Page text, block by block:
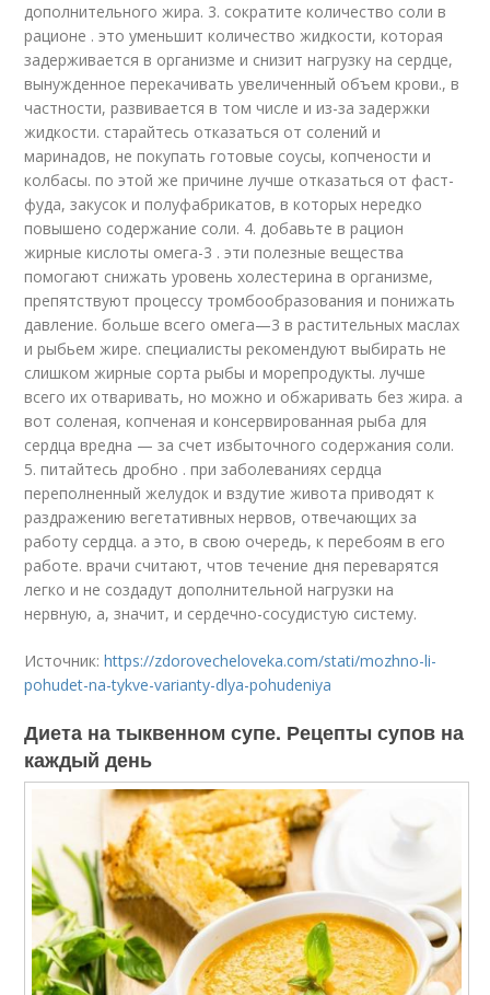
дополнительного жира. 3. сократите количество соли в
рационе . это уменьшит количество жидкости, которая
задерживается в организме и снизит нагрузку на сердце,
вынужденное перекачивать увеличенный объем крови., в
частности, развивается в том числе и из-за задержки
жидкости. старайтесь отказаться от солений и
маринадов, не покупать готовые соусы, копчености и
колбасы. по этой же причине лучше отказаться от фаст-
фуда, закусок и полуфабрикатов, в которых нередко
повышено содержание соли. 4. добавьте в рацион
жирные кислоты омега-3 . эти полезные вещества
помогают снижать уровень холестерина в организме,
препятствуют процессу тромбообразования и понижать
давление. больше всего омега—3 в растительных маслах
и рыбьем жире. специалисты рекомендуют выбирать не
слишком жирные сорта рыбы и морепродукты. лучше
всего их отваривать, но можно и обжаривать без жира. а
вот соленая, копченая и консервированная рыба для
сердца вредна — за счет избыточного содержания соли.
5. питайтесь дробно . при заболеваниях сердца
переполненный желудок и вздутие живота приводят к
раздражению вегетативных нервов, отвечающих за
работу сердца. а это, в свою очередь, к перебоям в его
работе. врачи считают, чтов течение дня переварятся
легко и не создадут дополнительной нагрузки на
нервную, а, значит, и сердечно-сосудистую систему.
Источник:https://zdorovecheloveka.com/stati/mozhno-li-
pohudet-na-tykve-varianty-dlya-pohudeniya
Диета на тыквенном супе. Рецепты супов на
каждый день